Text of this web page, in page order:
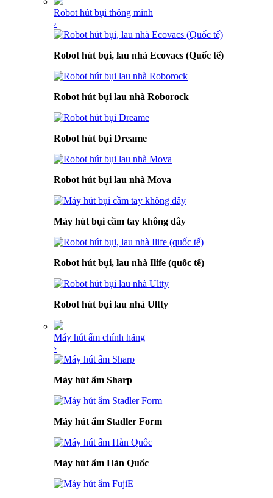
Robot hút bụi thông minh
›
Robot hút bụi, lau nhà Ecovacs (Quốc tế)
Robot hút bụi lau nhà Roborock
Robot hút bụi Dreame
Robot hút bụi lau nhà Mova
Máy hút bụi cầm tay không dây
Robot hút bụi, lau nhà Ilife (quốc tế)
Robot hút bụi lau nhà Ultty
Máy hút ẩm chính hãng
›
Máy hút ẩm Sharp
Máy hút ẩm Stadler Form
Máy hút ẩm Hàn Quốc